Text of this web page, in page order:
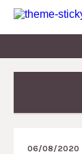
06/08/2020